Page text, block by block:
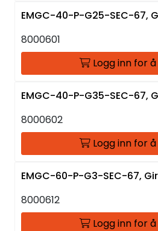
EMGC-40-P-G25-SEC-67,
8000601
Logg inn for
EMGC-40-P-G35-SEC-67,
8000602
Logg inn for
EMGC-60-P-G3-SEC-67,
8000612
Logg inn for